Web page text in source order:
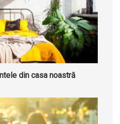
din casa noastră